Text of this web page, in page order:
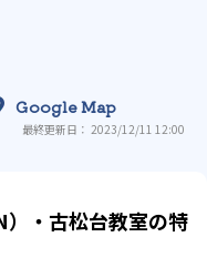
Google Map
最終更新日： 2023/12/11 12:00
・古松台教室の特